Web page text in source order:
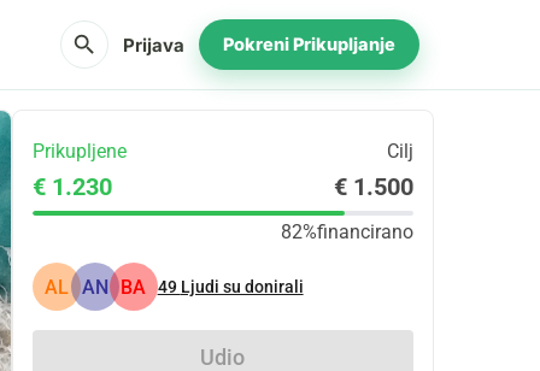
search Prijava Pokreni Prikupljanje
Prikupljene Cilj
€ 1.230 € 1.500
82%financirano
AL AN BA 49 Ljudi su donirali
Udio